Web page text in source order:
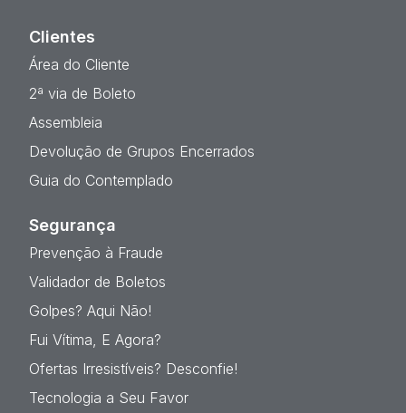
Clientes
Área do Cliente
2ª via de Boleto
Assembleia
Devolução de Grupos Encerrados
Guia do Contemplado
Segurança
Prevenção à Fraude
Validador de Boletos
Golpes? Aqui Não!
Fui Vítima, E Agora?
Ofertas Irresistíveis? Desconfie!
Tecnologia a Seu Favor